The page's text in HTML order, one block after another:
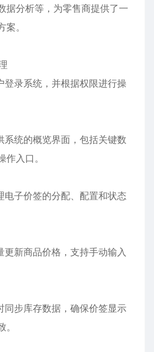
据分析等，为零售商提供了一
。
录系统，并根据权限进行操
统的概览界面，包括关键数
入口。
子价签的分配、配置和状态
新商品价格，支持手动输入
步库存数据，确保价签显示